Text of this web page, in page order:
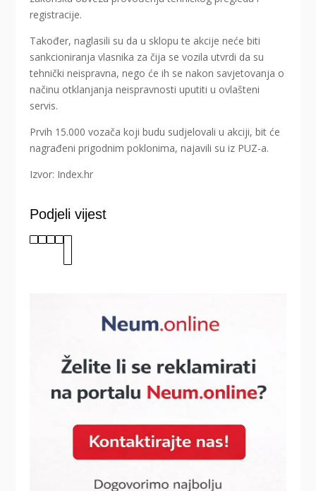
registracije.
Također, naglasili su da u sklopu te akcije neće biti
sankcioniranja vlasnika za čija se vozila utvrdi da su
tehnički neispravna, nego će ih se nakon savjetovanja o
načinu otklanjanja neispravnosti uputiti u ovlašteni
servis.
Prvih 15.000 vozača koji budu sudjelovali u akciji, bit će
nagrađeni prigodnim poklonima, najavili su iz PUZ-a.
Izvor: Index.hr
Podjeli vijest